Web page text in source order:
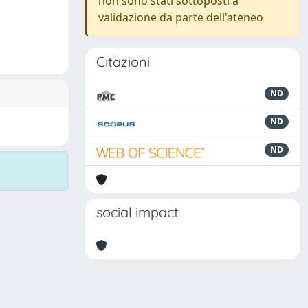
validazione da parte dell'ateneo
Citazioni
ND
ND
ND
social impact